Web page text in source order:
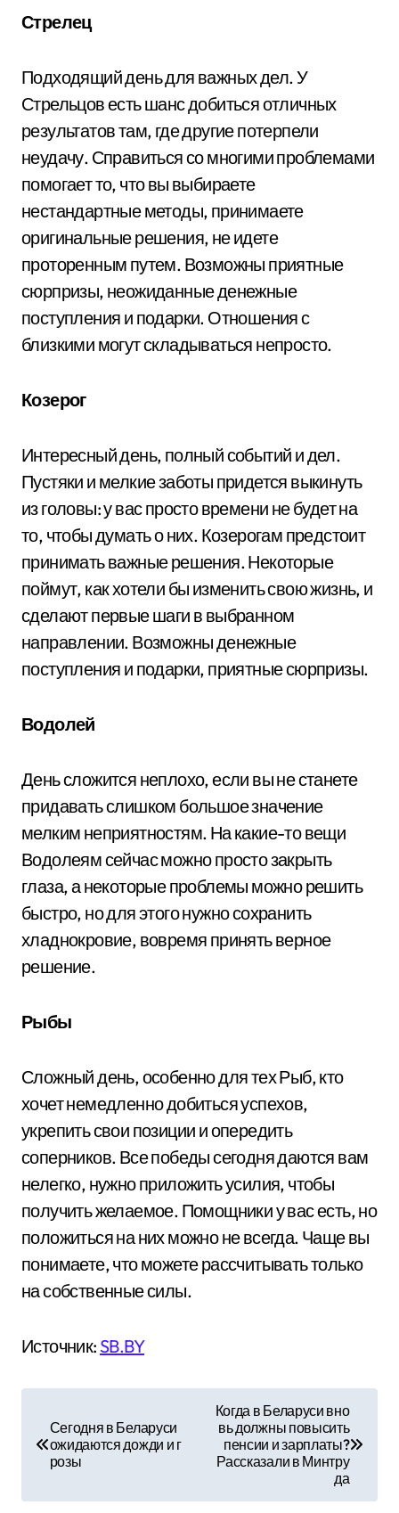
Стрелец
Подходящий день для важных дел. У
Стрельцов есть шанс добиться отличных
результатов там, где другие потерпели
неудачу. Справиться со многими проблемами
помогает то, что вы выбираете
нестандартные методы, принимаете
оригинальные решения, не идете
проторенным путем. Возможны приятные
сюрпризы, неожиданные денежные
поступления и подарки. Отношения с
близкими могут складываться непросто.
Козерог
Интересный день, полный событий и дел.
Пустяки и мелкие заботы придется выкинуть
из головы: у вас просто времени не будет на
то, чтобы думать о них. Козерогам предстоит
принимать важные решения. Некоторые
поймут, как хотели бы изменить свою жизнь, и
сделают первые шаги в выбранном
направлении. Возможны денежные
поступления и подарки, приятные сюрпризы.
Водолей
День сложится неплохо, если вы не станете
придавать слишком большое значение
мелким неприятностям. На какие-то вещи
Водолеям сейчас можно просто закрыть
глаза, а некоторые проблемы можно решить
быстро, но для этого нужно сохранить
хладнокровие, вовремя принять верное
решение.
Рыбы
Сложный день, особенно для тех Рыб, кто
хочет немедленно добиться успехов,
укрепить свои позиции и опередить
соперников. Все победы сегодня даются вам
нелегко, нужно приложить усилия, чтобы
получить желаемое. Помощники у вас есть, но
положиться на них можно не всегда. Чаще вы
понимаете, что можете рассчитывать только
на собственные силы.
Источник:SB.BY
Сегодня в Беларуси
ожидаются дожди и г
розы
Когда в Беларуси вно
вь должны повысить
пенсии и зарплаты?
Рассказали в Минтру
да